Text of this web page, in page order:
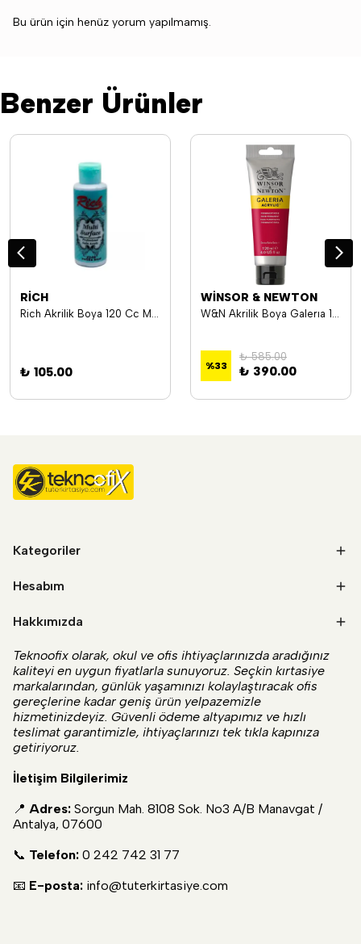
Bu ürün için henüz yorum yapılmamış.
Benzer Ürünler
RİCH
Rich Akrilik Boya 120 Cc Multi Surface Mls-120-2248 Pudra Mavi
₺ 105.00
WİNSOR & NEWTON
W&N Akrilik Boya Galerıa 120 Ml Permanent Rose 502 Wn-2131502
%33
₺ 585.00
₺ 390.00
Kategoriler
Hesabım
Hakkımızda
Teknoofix olarak, okul ve ofis ihtiyaçlarınızda aradığınız
kaliteyi en uygun fiyatlarla sunuyoruz. Seçkin kırtasiye
markalarından, günlük yaşamınızı kolaylaştıracak ofis
gereçlerine kadar geniş ürün yelpazemizle
hizmetinizdeyiz. Güvenli ödeme altyapımız ve hızlı
teslimat garantimizle, ihtiyaçlarınızı tek tıkla kapınıza
getiriyoruz.
İletişim Bilgilerimiz
📍 Adres: Sorgun Mah. 8108 Sok. No3 A/B Manavgat /
Antalya, 07600
📞 Telefon: 0 242 742 31 77
📧 E-posta: info@tuterkirtasiye.com